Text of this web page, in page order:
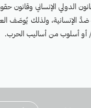
الدولي الإنساني وقانون
ولذلك يُوصَف
أو أسلوب من أساليب الحرب.